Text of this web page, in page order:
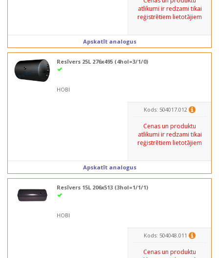
atlikumi ir redzami tikai
reģistrētiem lietotājiem
Apskatīt analogus
Resīvers 25L 276x495 (4hol=3/1/0)
HOBI
Kods: 504017.012
Cenas un produktu
atlikumi ir redzami tikai
reģistrētiem lietotājiem
Apskatīt analogus
Resīvers 15L 206x513 (3hol=1/1/1)
HOBI
Kods: 504048.011
Cenas un produktu